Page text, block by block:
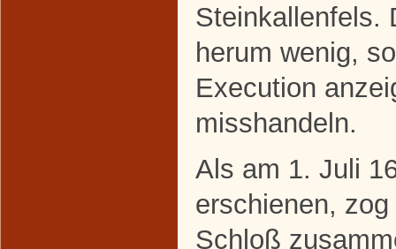
Steinkallenfels.
herum wenig,
Execution
misshandeln.
Als am 1. Juli
erschienen,
Schloß